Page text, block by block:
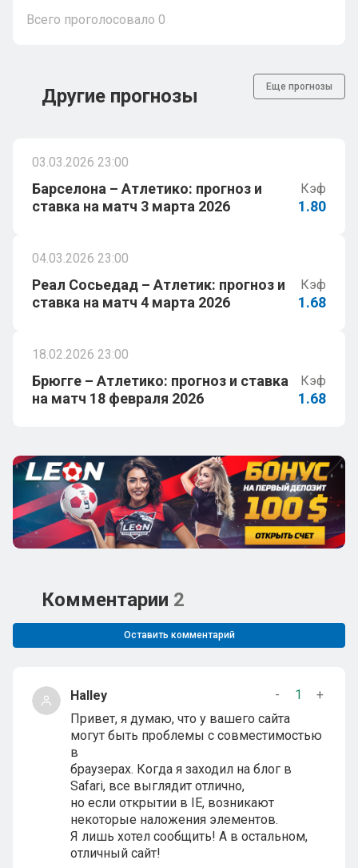
Всего проголосовало 0
Другие прогнозы Еще прогнозы
03.03.2026 23:00
Барселона – Атлетико: прогноз и
ставка на матч 3 марта 2026
Кэф
1.80
04.03.2026 23:00
Реал Сосьедад – Атлетик: прогноз и
ставка на матч 4 марта 2026
Кэф
1.68
18.02.2026 23:00
Брюгге – Атлетико: прогноз и ставка
на матч 18 февраля 2026
Кэф
1.68
Комментарии 2
Оставить комментарий
Halley - 1
+
Привет, я думаю, что у вашего сайта
могут быть проблемы с совместимостью
в
браузерах. Когда я заходил на блог в
Safari, все выглядит отлично,
но если открытии в IE, возникают
некоторые наложения элементов.
Я лишь хотел сообщить! А в остальном,
отличный сайт!